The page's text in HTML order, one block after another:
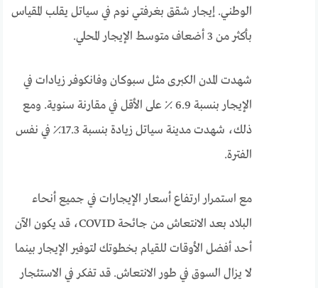
الوطني. إيجار شقق بغرفتي نوم في سياتل يقلب المقياس
بأكثر من 3 أضعاف متوسط ​​الإيجار المحلي.
شهدت المدن الكبرى مثل سبوكان وفانكوفر زيادات في
الإيجار بنسبة 6.9 ٪ على الأقل في مقارنة سنوية. ومع
ذلك، شهدت مدينة سياتل زيادة بنسبة 17.3٪ في نفس
الفترة.
مع استمرار ارتفاع أسعار الإيجارات في جميع أنحاء
البلاد بعد الانتعاش من جائحة COVID، قد يكون الآن
أحد أفضل الأوقات للقيام بخطوتك لتوفير الإيجار بينما
لا يزال السوق في طور الانتعاش. قد تفكر في الاستئجار